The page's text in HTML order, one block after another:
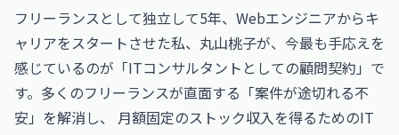
フリーランスとして独立して5年、Webエンジニアからキ
ャリアをスタートさせた私、丸山桃子が、今最も手応えを
感じているのが「ITコンサルタントとしての顧問契約」で
す。多くのフリーランスが直面する「案件が途切れる不
安」を解消し、 月額固定のストック収入を得るためのIT